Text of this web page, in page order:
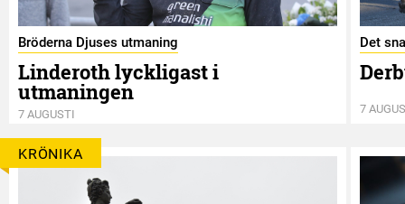
Bröderna Djuses utmaning
Linderoth lyckligast i
utmaningen
7 AUGUSTI
Det
7
KRÖNIKA